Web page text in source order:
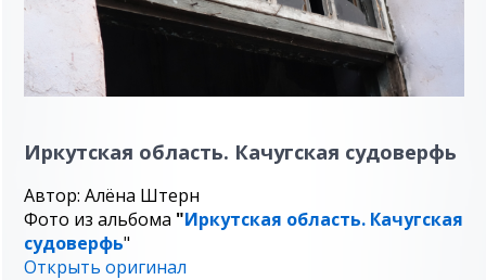
Иркутская область. Качугская судоверфь
Автор: Алёна Штерн
Фото из альбома "Иркутская область. Качугская
судоверфь"
Открыть оригинал